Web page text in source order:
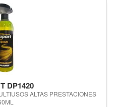
DP1420
ALTAS PRESTACIONES